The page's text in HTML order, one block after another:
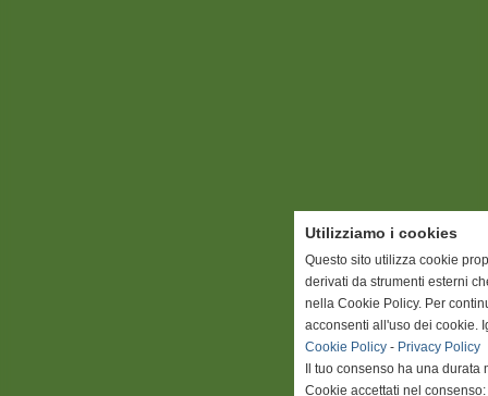
Utilizziamo i cookies
Questo sito utilizza cookie
derivati da strumenti esterni
nella Cookie Policy. Per
acconsenti all'uso dei cookie.
Cookie Policy - Privacy Policy
Il tuo consenso ha una durata
Cookie accettati nel